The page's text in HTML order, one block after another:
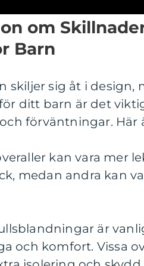
om
Barn
skiljer sig åt i
ditt barn är det
förväntningar. Här
kan vara mer
medan andra kan
är
och komfort. Vissa